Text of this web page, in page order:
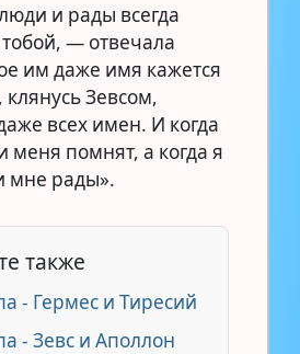
и рады всегда
тобой, — отвечала
им даже имя кажется
Зевсом,
всех имен. И когда
меня помнят, а когда я
мне рады».
также
- Гермес и Тиресий
- Зевс и Апoллон